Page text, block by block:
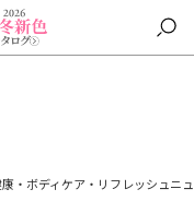
・ボディケア・リフレッシュニ